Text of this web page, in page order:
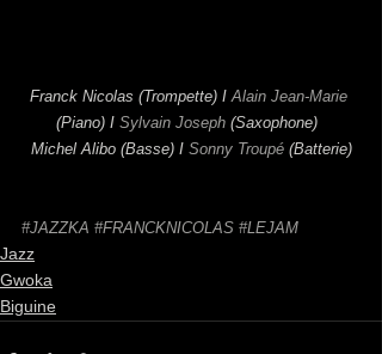
Franck Nicolas (Trompette) I Alain Jean-Marie
(Piano) I Sylvain Joseph (Saxophone)
Michel Alibo (Basse) I Sonny Troupé (Batterie)
#JAZZKA #FRANCKNICOLAS #LEJAM
Jazz
Gwoka
Biguine